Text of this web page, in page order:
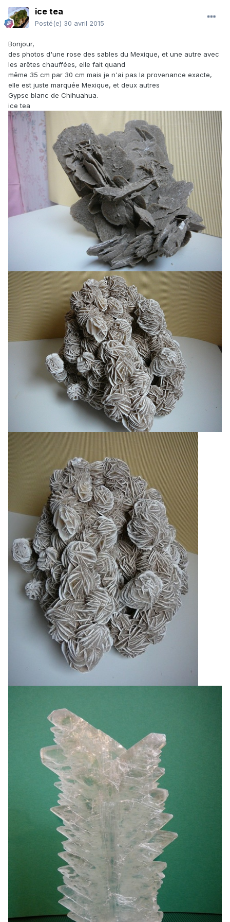
ice tea
Posté(e) 30 avril 2015
Bonjour,
des photos d'une rose des sables du Mexique, et une autre avec
les arêtes chauffées, elle fait quand
même 35 cm par 30 cm mais je n'ai pas la provenance exacte,
elle est juste marquée Mexique, et deux autres
Gypse blanc de Chihuahua.
ice tea